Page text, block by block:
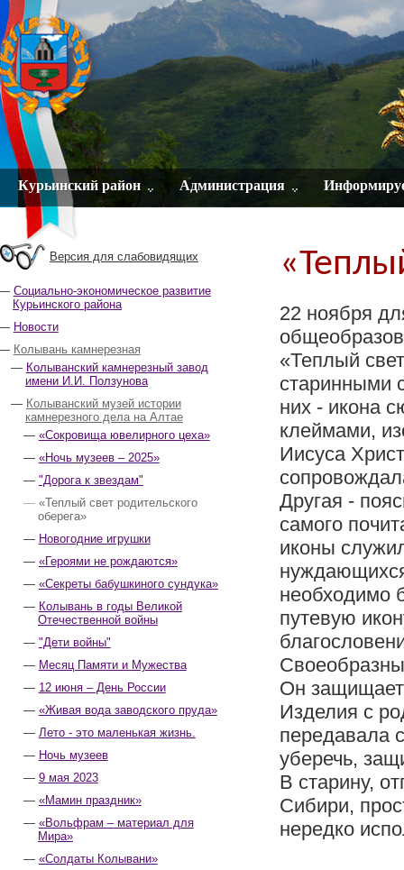
Курьинский район Администрация
Версия для слабовидящих
Социально-экономическое развитие
Курьинского района
Новости
Колывань камнерезная
Колыванский камнерезный завод
имени И.И. Ползунова
Колыванский музей истории
камнерезного дела на Алтае
«Сокровища ювелирного цеха»
«Ночь музеев – 2025»
"Дорога к звездам"
«Теплый свет родительского
оберега»
Новогодние игрушки
«Героями не рождаются»
«Секреты бабушкиного сундука»
Колывань в годы Великой
Отечественной войны
"Дети войны"
Месяц Памяти и Мужества
12 июня – День России
«Живая вода заводского пруда»
Лето - это маленькая жизнь.
Ночь музеев
9 мая 2023
«Мамин праздник»
«Вольфрам – материал для
Мира»
«Солдаты Колывани»
22 ноября
«Теплый
старинными
них - икона
клеймами,
Иисуса
Другая -
самого
иконы
необходимо
путевую
Он защищает
Изделия с
передавала
уберечь,
В старину,
Сибири,
нередко